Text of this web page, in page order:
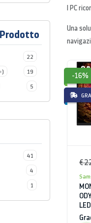
22
19
5
41
4
1
I PC
Una
-16%
€